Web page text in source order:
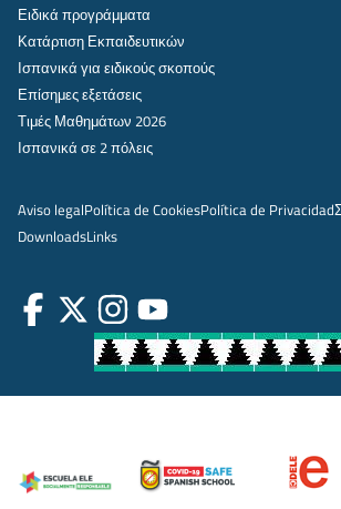
Ειδικά προγράμματα
Κατάρτιση Εκπαιδευτικών
Ισπανικά για ειδικούς σκοπούς
Επίσημες εξετάσεις
Τιμές Μαθημάτων 2026
Ισπανικά σε 2 πόλεις
Aviso legalPolítica de CookiesPolítica de Privacidad
DownloadsLinks